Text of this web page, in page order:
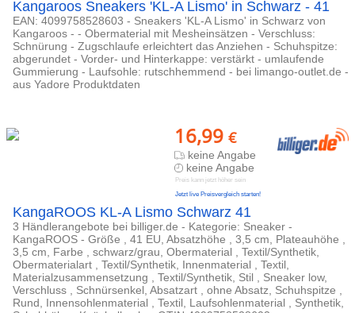
Kangaroos Sneakers 'KL-A Lismo' in Schwarz - 41
EAN: 4099758528603 - Sneakers 'KL-A Lismo' in Schwarz von
Kangaroos - - Obermaterial mit Mesheinsätzen - Verschluss:
Schnürung - Zugschlaufe erleichtert das Anziehen - Schuhspitze:
abgerundet - Vorder- und Hinterkappe: verstärkt - umlaufende
Gummierung - Laufsohle: rutschhemmend - bei limango-outlet.de -
aus Yadore Produktdaten
16,99 €
keine Angabe
keine Angabe
Preis kann jetzt höher sein
Jetzt live Preisvergleich starten!
KangaROOS KL-A Lismo Schwarz 41
3 Händlerangebote bei billiger.de - Kategorie: Sneaker -
KangaROOS - Größe , 41 EU, Absatzhöhe , 3,5 cm, Plateauhöhe ,
3,5 cm, Farbe , schwarz/grau, Obermaterial , Textil/Synthetik,
Obermaterialart , Textil/Synthetik, Innenmaterial , Textil,
Materialzusammensetzung , Textil/Synthetik, Stil , Sneaker low,
Verschluss , Schnürsenkel, Absatzart , ohne Absatz, Schuhspitze ,
Rund, Innensohlenmaterial , Textil, Laufsohlenmaterial , Synthetik,